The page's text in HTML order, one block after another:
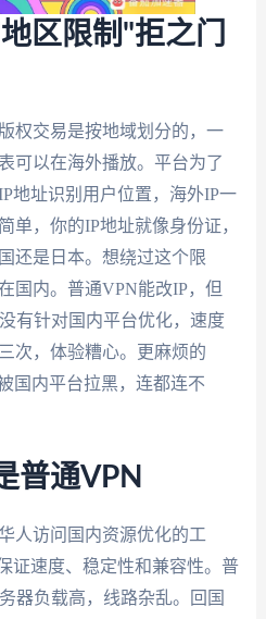
区限制"拒之门
权交易是按地域划分的，一
可以在海外播放。平台为了
地址识别用户位置，海外IP一
单，你的IP地址就像身份证，
还是日本。想绕过这个限
国内。普通VPN能改IP，但
有针对国内平台优化，速度
次，体验糟心。更麻烦的
国内平台拉黑，连都连不
普通VPN
人访问国内资源优化的工
证速度、稳定性和兼容性。普
器负载高，线路杂乱。回国